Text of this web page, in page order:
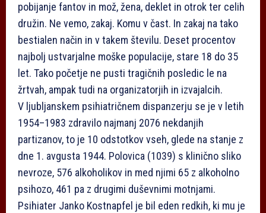
pobijanje fantov in mož, žena, deklet in otrok ter celih
družin. Ne vemo, zakaj. Komu v čast. In zakaj na tako
bestialen način in v takem številu. Deset procentov
najbolj ustvarjalne moške populacije, stare 18 do 35
let. Tako početje ne pusti tragičnih posledic le na
žrtvah, ampak tudi na organizatorjih in izvajalcih.
V ljubljanskem psihiatričnem dispanzerju se je v letih
1954–1983 zdravilo najmanj 2076 nekdanjih
partizanov, to je 10 odstotkov vseh, glede na stanje z
dne 1. avgusta 1944. Polovica (1039) s klinično sliko
nevroze, 576 alkoholikov in med njimi 65 z alkoholno
psihozo, 461 pa z drugimi duševnimi motnjami.
Psihiater Janko Kostnapfel je bil eden redkih, ki mu je